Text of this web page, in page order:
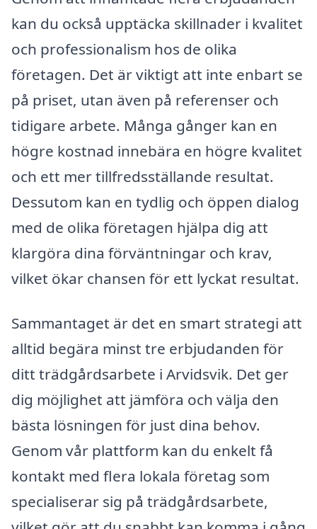
kan du också upptäcka skillnader i kvalitet
och professionalism hos de olika
företagen. Det är viktigt att inte enbart se
på priset, utan även på referenser och
tidigare arbete. Många gånger kan en
högre kostnad innebära en högre kvalitet
och ett mer tillfredsställande resultat.
Dessutom kan en tydlig och öppen dialog
med de olika företagen hjälpa dig att
klargöra dina förväntningar och krav,
vilket ökar chansen för ett lyckat resultat.
Sammantaget är det en smart strategi att
alltid begära minst tre erbjudanden för
ditt trädgårdsarbete i Arvidsvik. Det ger
dig möjlighet att jämföra och välja den
bästa lösningen för just dina behov.
Genom vår plattform kan du enkelt få
kontakt med flera lokala företag som
specialiserar sig på trädgårdsarbete,